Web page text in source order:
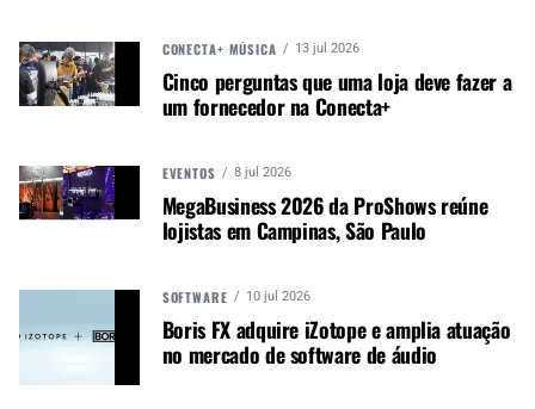
equalização, redução de ruído e filtro passa-alta,
acessíveis pelo aplicativo MOTIV ou pelo receptor
MoveMic.
Opções de montagem: Compatível com tripés e
incluídos.
USO EM AMBIENTES EXTREMOS
Para testar o microfone em condições exigentes,
a Shure colaborou com o cineasta mexicano
Emiliano Ruprah, que o usou na selva de Calakmul
CONECTA+ MÚSICA 13 jul 2026
Cinco perguntas que uma loja deve fazer a
um fornecedor na Conecta+
EVENTOS 8 jul 2026
MegaBusiness 2026 da ProShows reúne
lojistas em Campinas, São Paulo
SOFTWARE 10 jul 2026
Boris FX adquire iZotope e amplia atuação
no mercado de software de áudio